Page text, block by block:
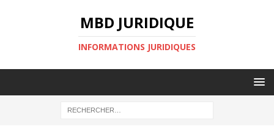
MBD JURIDIQUE
INFORMATIONS JURIDIQUES